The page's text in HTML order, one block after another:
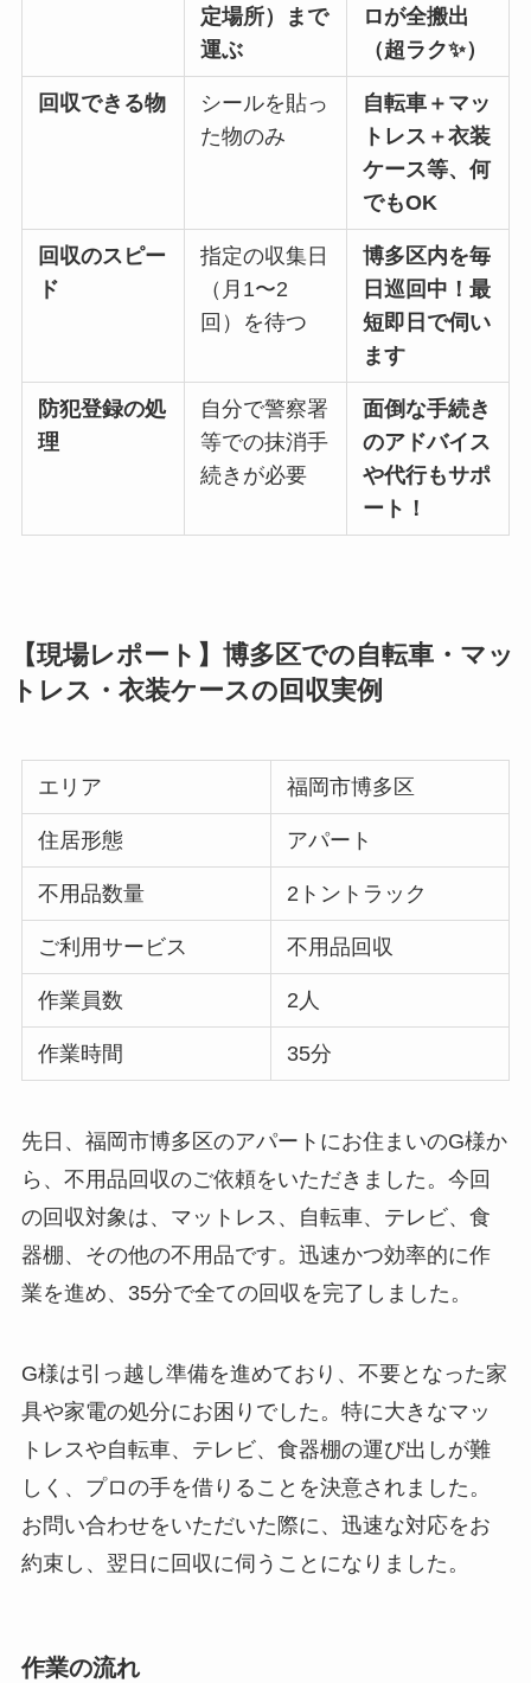
定場所）まで
運ぶ
ロが全搬出
（超ラク✨）
回収できる物
シールを貼っ
た物のみ
自転車＋マッ
トレス＋衣装
ケース等、何
でもOK
回収のスピー
ド
指定の収集日
（月1〜2
回）を待つ
博多区内を毎
日巡回中！最
短即日で伺い
ます
防犯登録の処
理
自分で警察署
等での抹消手
続きが必要
面倒な手続き
のアドバイス
や代行もサポ
ート！
【現場レポート】博多区での自転車・マッ
トレス・衣装ケースの回収実例
エリア 福岡市博多区
住居形態 アパート
不用品数量 2トントラック
ご利用サービス 不用品回収
作業員数 2人
作業時間 35分
先日、福岡市博多区のアパートにお住まいのG様か
ら、不用品回収のご依頼をいただきました。今回
の回収対象は、マットレス、自転車、テレビ、食
器棚、その他の不用品です。迅速かつ効率的に作
業を進め、35分で全ての回収を完了しました。
G様は引っ越し準備を進めており、不要となった家
具や家電の処分にお困りでした。特に大きなマッ
トレスや自転車、テレビ、食器棚の運び出しが難
しく、プロの手を借りることを決意されました。
お問い合わせをいただいた際に、迅速な対応をお
約束し、翌日に回収に伺うことになりました。
作業の流れ